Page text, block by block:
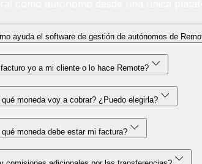
ayuda el software de gestión de autónomos de
yo a mi cliente o lo hace Remote?
moneda voy a cobrar? ¿Puedo elegirla?
qué moneda debe estar mi factura?